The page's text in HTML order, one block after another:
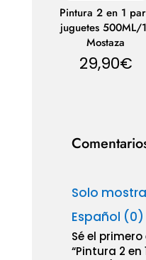
Pintura 2 en 1
juguetes 500ML/
Mostaza
29,90€
Solo
Español (0)
Sé el
“Pintura 2